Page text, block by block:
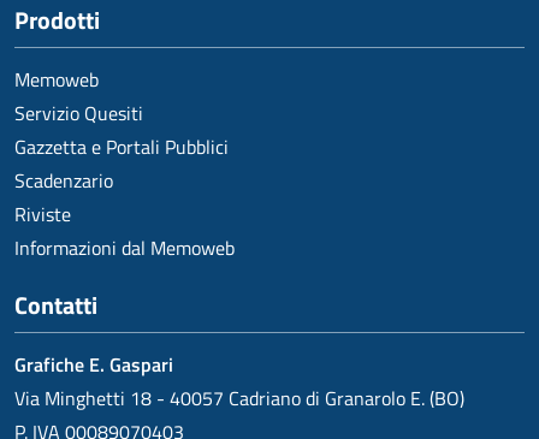
Prodotti
Memoweb
Servizio Quesiti
Gazzetta e Portali Pubblici
Scadenzario
Riviste
Informazioni dal Memoweb
Contatti
Grafiche E. Gaspari
Via Minghetti 18 - 40057 Cadriano di Granarolo E. (BO)
P. IVA 00089070403